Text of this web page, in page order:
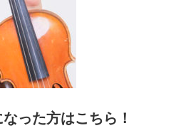
った方はこちら！